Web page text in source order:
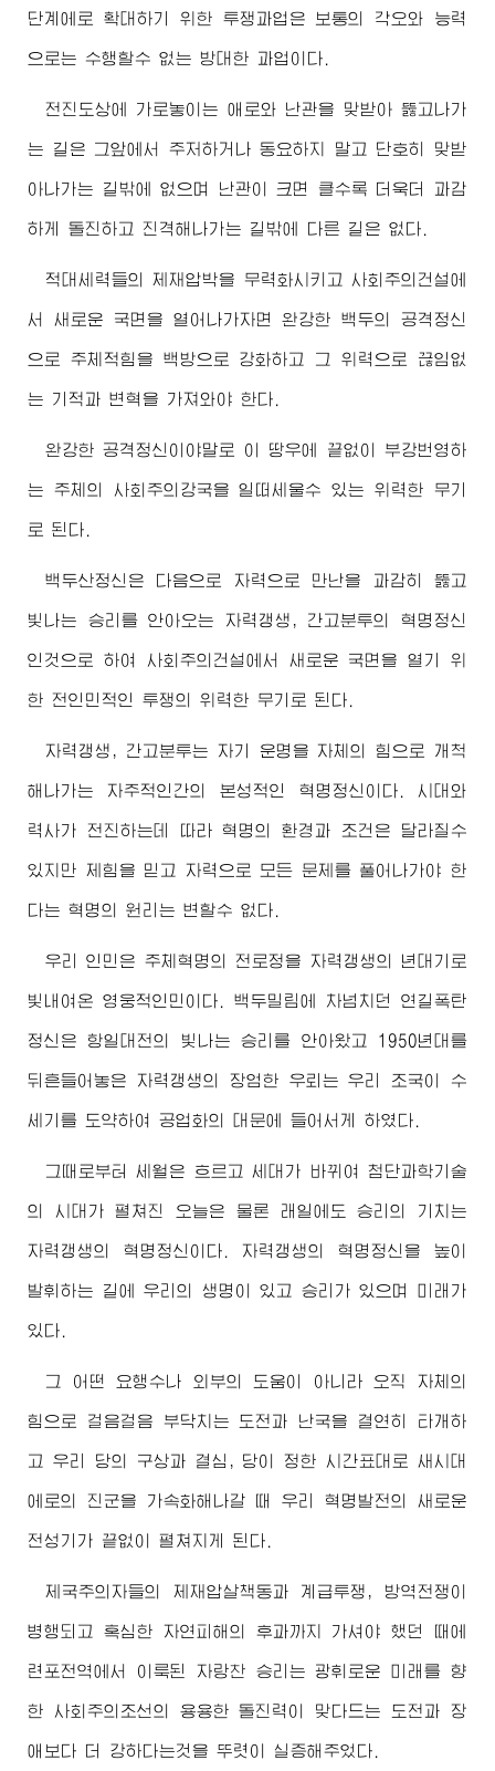
단계에로 확대하기 위한 투쟁과업은 보통의 각오와 능력
으로는 수행할수 없는 방대한 과업이다.
전진도상에 가로놓이는 애로와 난관을 맞받아 뚫고나가
는 길은 그앞에서 주저하거나 동요하지 말고 단호히 맞받
아나가는 길밖에 없으며 난관이 크면 클수록 더욱더 과감
하게 돌진하고 진격해나가는 길밖에 다른 길은 없다.
적대세력들의 제재압박을 무력화시키고 사회주의건설에
서 새로운 국면을 열어나가자면 완강한 백두의 공격정신
으로 주체적힘을 백방으로 강화하고 그 위력으로 끊임없
는 기적과 변혁을 가져와야 한다.
완강한 공격정신이야말로 이 땅우에 끝없이 부강번영하
는 주체의 사회주의강국을 일떠세울수 있는 위력한 무기
로 된다.
백두산정신은 다음으로 자력으로 만난을 과감히 뚫고
빛나는 승리를 안아오는 자력갱생, 간고분투의 혁명정신
인것으로 하여 사회주의건설에서 새로운 국면을 열기 위
한 전인민적인 투쟁의 위력한 무기로 된다.
자력갱생, 간고분투는 자기 운명을 자체의 힘으로 개척
해나가는 자주적인간의 본성적인 혁명정신이다. 시대와
력사가 전진하는데 따라 혁명의 환경과 조건은 달라질수
있지만 제힘을 믿고 자력으로 모든 문제를 풀어나가야 한
다는 혁명의 원리는 변할수 없다.
우리 인민은 주체혁명의 전로정을 자력갱생의 년대기로
빛내여온 영웅적인민이다. 백두밀림에 차넘치던 연길폭탄
정신은 항일대전의 빛나는 승리를 안아왔고 1950년대를
뒤흔들어놓은 자력갱생의 장엄한 우뢰는 우리 조국이 수
세기를 도약하여 공업화의 대문에 들어서게 하였다.
그때로부터 세월은 흐르고 세대가 바뀌여 첨단과학기술
의 시대가 펼쳐진 오늘은 물론 래일에도 승리의 기치는
자력갱생의 혁명정신이다. 자력갱생의 혁명정신을 높이
발휘하는 길에 우리의 생명이 있고 승리가 있으며 미래가
있다.
그 어떤 요행수나 외부의 도움이 아니라 오직 자체의
힘으로 걸음걸음 부닥치는 도전과 난국을 결연히 타개하
고 우리 당의 구상과 결심, 당이 정한 시간표대로 새시대
에로의 진군을 가속화해나갈 때 우리 혁명발전의 새로운
전성기가 끝없이 펼쳐지게 된다.
제국주의자들의 제재압살책동과 계급투쟁, 방역전쟁이
병행되고 혹심한 자연피해의 후과까지 가셔야 했던 때에
련포전역에서 이룩된 자랑찬 승리는 광휘로운 미래를 향
한 사회주의조선의 용용한 돌진력이 맞다드는 도전과 장
애보다 더 강하다는것을 뚜렷이 실증해주었다.